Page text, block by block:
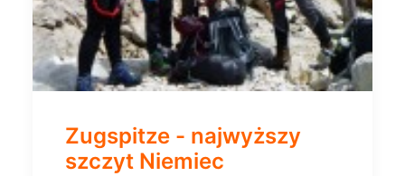
Zugspitze - najwyższy
szczyt Niemiec